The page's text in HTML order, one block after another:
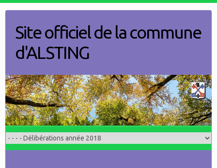
contentSite officiel de la commune
d'ALSTING